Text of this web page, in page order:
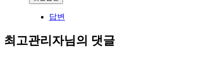
답변
최고관리자님의 댓글